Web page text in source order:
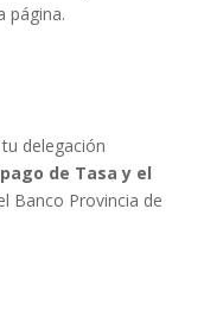
página.
delegación
de Tasa y el
Banco Provincia de